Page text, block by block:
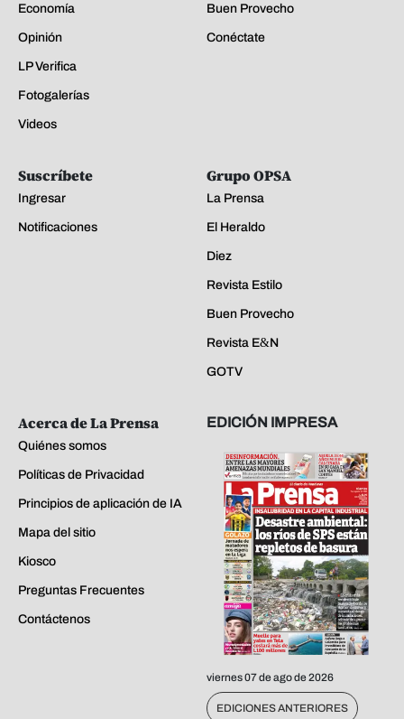
Economía
Opinión
LP Verifica
Fotogalerías
Videos
Buen Provecho
Conéctate
Suscríbete
Ingresar
Notificaciones
Grupo OPSA
La Prensa
El Heraldo
Diez
Revista Estilo
Buen Provecho
Revista E&N
GOTV
Acerca de La Prensa
Quiénes somos
Políticas de Privacidad
Principios de aplicación de IA
Mapa del sitio
Kiosco
Preguntas Frecuentes
Contáctenos
EDICIÓN IMPRESA
viernes 07 de ago de 2026
EDICIONES ANTERIORES